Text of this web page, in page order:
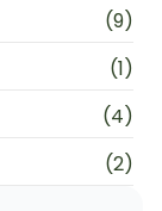
(9)
(1)
(4)
(2)